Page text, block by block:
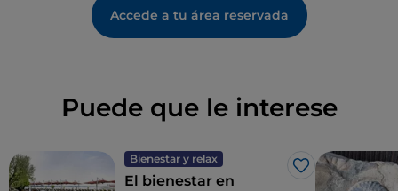
Accede a tu área reservada
Puede que le interese
Bienestar y relax
Me gusta
El bienestar en